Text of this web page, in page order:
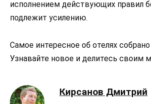
исполнением действующих правил
подлежит усилению.
Самое интересное об отелях
Узнавайте новое и делитесь своим
Кирсанов Дмитрий